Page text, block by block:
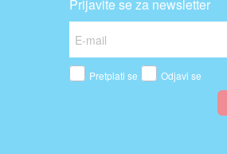
Prijavite se za newsletter
Pretplati se Odjavi se